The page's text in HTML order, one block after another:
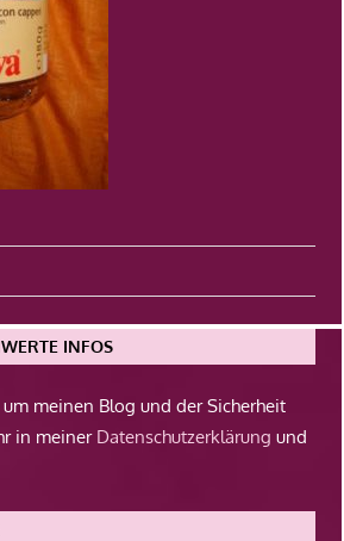
INFOS
meinen Blog und der Sicherheit
in meiner Datenschutzerklärung und